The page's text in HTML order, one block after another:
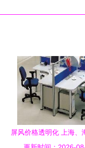
屏风价格透明化 上海、